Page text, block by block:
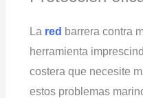
La red barrera contra
herramienta
costera que necesite
estos problemas